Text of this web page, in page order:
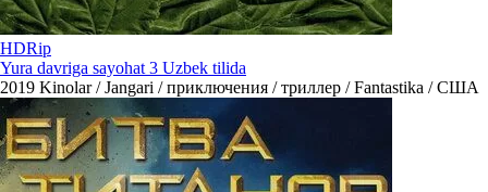
HDRip
Yura davriga sayohat 3 Uzbek tilida
2019 Kinolar / Jangari / приключения / триллер / Fantastika / США